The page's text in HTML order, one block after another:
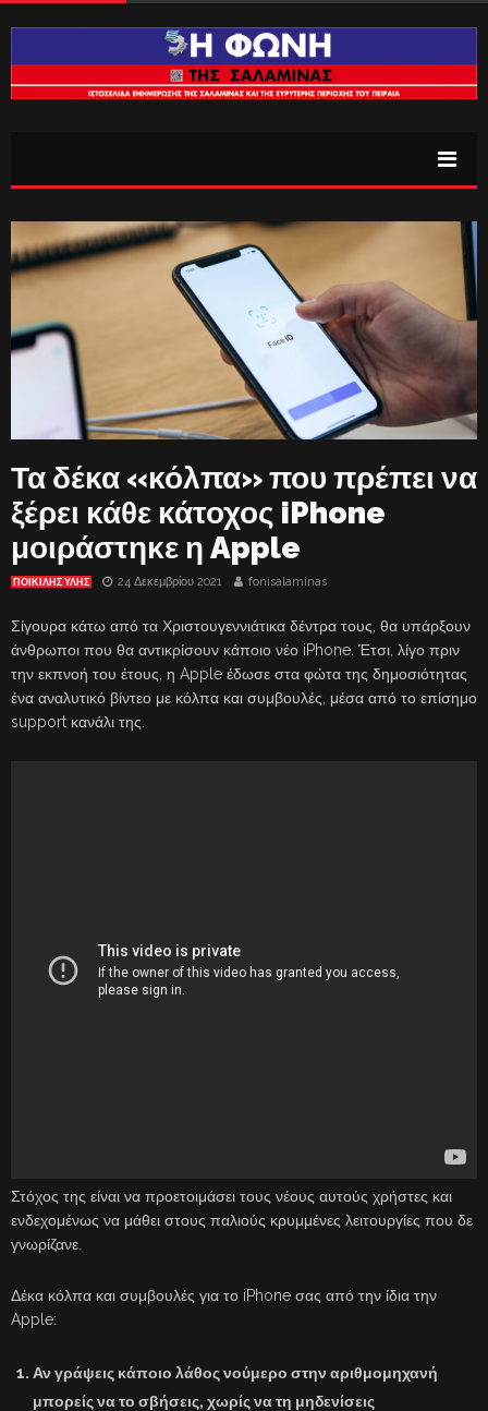
Τα δέκα «κόλπα» που πρέπει να
ξέρει κάθε κάτοχος iPhone
μοιράστηκε η Apple
ΠΟΙΚΙΛΗΣ ΥΛΗΣ 24 Δεκεμβρίου 2021 fonisalaminas
Σίγουρα κάτω από τα Χριστουγεννιάτικα δέντρα τους, θα υπάρξουν
άνθρωποι που θα αντικρίσουν κάποιο νέο iPhone. Έτσι, λίγο πριν
την εκπνοή του έτους, η Apple έδωσε στα φώτα της δημοσιότητας
ένα αναλυτικό βίντεο με κόλπα και συμβουλές, μέσα από το επίσημο
support κανάλι της.
Στόχος της είναι να προετοιμάσει τους νέους αυτούς χρήστες και
ενδεχομένως να μάθει στους παλιούς κρυμμένες λειτουργίες που δε
γνωρίζανε.
Δέκα κόλπα και συμβουλές για το iPhone σας από την ίδια την
Apple:
Αν γράψεις κάποιο λάθος νούμερο στην αριθμομηχανή
μπορείς να το σβήσεις, χωρίς να τη μηδενίσεις